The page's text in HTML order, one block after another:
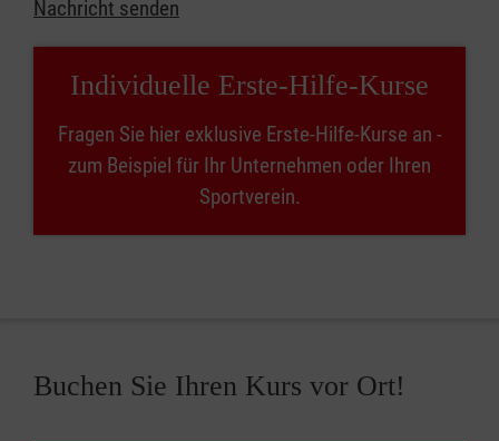
Nachricht senden
Individuelle Erste-Hilfe-Kurse
Fragen Sie hier exklusive Erste-Hilfe-Kurse an -
zum Beispiel für Ihr Unternehmen oder Ihren
Sportverein.
Buchen Sie Ihren Kurs vor Ort!